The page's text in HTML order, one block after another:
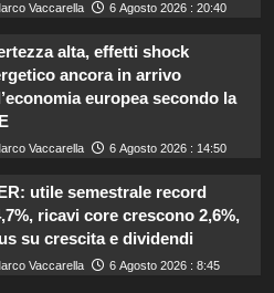
Vaccarella 6 Agosto 2026 : 20:40
alta, effetti shock
ancora in arrivo
europea secondo la
Vaccarella 6 Agosto 2026 : 14:50
utile semestrale record
ricavi core crescono 2,6%,
su crescita e dividendi
Vaccarella 6 Agosto 2026 : 8:45